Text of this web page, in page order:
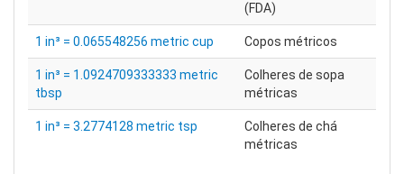
(FDA)
1 in³ = 0.065548256 metric cup Copos métricos
1 in³ = 1.0924709333333 metric
tbsp
Colheres de sopa
métricas
1 in³ = 3.2774128 metric tsp
Colheres de chá
métricas